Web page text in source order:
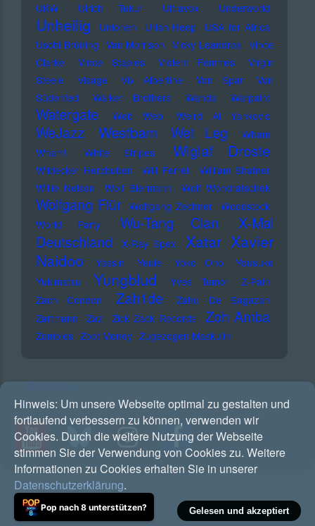
UKW Ulrich Tukur Ultravox Underworld
Unheilig Unionen Uriah Heep
USA for Africa
Uschi Brüning Van Morrison Vicky Leandros Vince
Clarke
Vince Staples Violent Femmes
Virgin
Steele
Visage Viv Albertine Von Spar
Von
Südenfed
Walker Brothers Wanda Warpaint
Watergate Web Web Weird Al Yankovic
WeJazz Westbam Wet Leg
Wham
Wham!
White Stripes Wiglaf Droste
Wildecker Herzbuben Will Ferrell
William Shatner
Willie Nelson
Wolf Biermann Wolf Wondratschek
Wolfgang Flür Wolfgang Zechner
Woodstock
World Party
Wu-Tang Clan
X-Mal
Deutschland
X-Ray Spex Xatar Xavier
Naidoo
Yassin Yeule Yoko Ono
Yousuke
Yukimatsu
Yungblud Yves Tumor
Z-Pain
Zach Condon
Zah1de
Zaho De Sagazan
Zartmann
Zaz Zick Zack Records Zoh Amba
Zombies Zoot Money Zugezogen Maskulin
Hinweis: Um unsere Webseite optimal zu gestalten und
fortlaufend verbessern zu können, verwenden wir
Cookies. Durch die weitere Nutzung der Webseite
stimmen Sie der Verwendung von Cookies zu. Weitere
Informationen zu Cookies erhalten Sie in unserer
Datenschutzerklärung.
Gelesen und akzeptiert
Pop nach 8 unterstützen?